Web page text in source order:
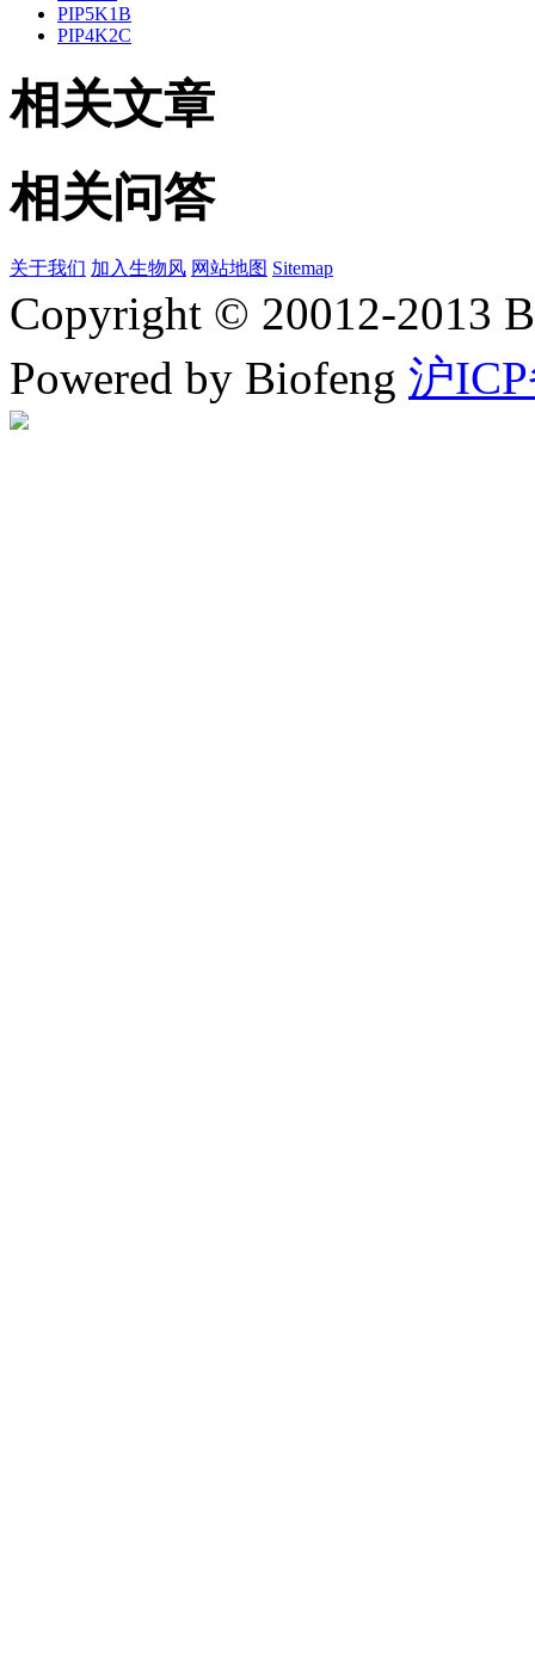
PIP5K1B
PIP4K2C
相关文章
相关问答
关于我们 加入生物风 网站地图 Sitemap
Copyright © 20012-2013
Powered by Biofeng 沪